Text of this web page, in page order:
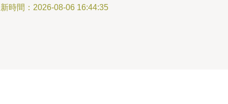
時間：2026-08-06 16:44:35